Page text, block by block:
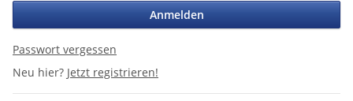
Anmelden
Passwort vergessen
Neu hier? Jetzt registrieren!